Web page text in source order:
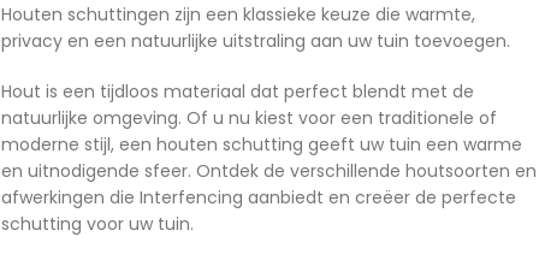
Houten schuttingen zijn een klassieke keuze die warmte,
privacy en een natuurlijke uitstraling aan uw tuin toevoegen.
Hout is een tijdloos materiaal dat perfect blendt met de
natuurlijke omgeving. Of u nu kiest voor een traditionele of
moderne stijl, een houten schutting geeft uw tuin een warme
en uitnodigende sfeer. Ontdek de verschillende houtsoorten en
afwerkingen die Interfencing aanbiedt en creëer de perfecte
schutting voor uw tuin.